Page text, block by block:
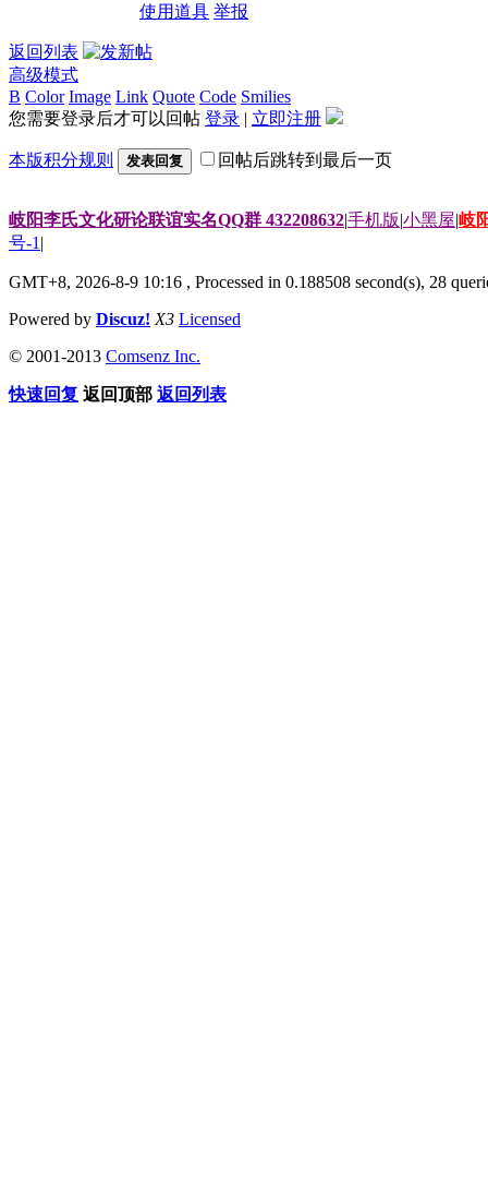
使用道具 举报
返回列表
高级模式
B Color Image Link Quote Code Smilies
您需要登录后才可以回帖 登录 | 立即注册
本版积分规则 发表回复 回帖后跳转到最后一页
岐阳李氏文化研论联谊实名QQ群 432208632|手机版|小黑屋|岐
号-1 |
GMT+8, 2026-8-9 10:16 , Processed in 0.188508 second(s), 28
Powered by Discuz! X3 Licensed
© 2001-2013 Comsenz Inc.
快速回复 返回顶部 返回列表